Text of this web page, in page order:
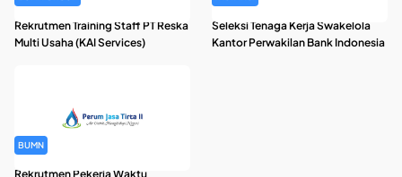
Rekrutmen Training Staff PT Reska
Multi Usaha (KAI Services)
Seleksi Tenaga Kerja Swakelola
Kantor Perwakilan Bank Indonesia
BUMN
Rekrutmen Pekerja Waktu